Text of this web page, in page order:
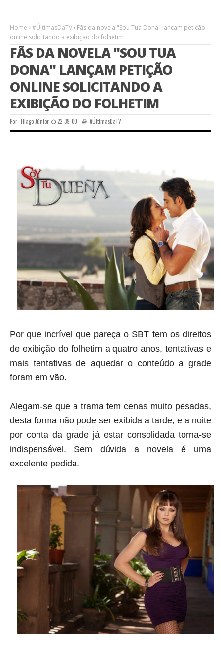
Home #ÚltimasDaTV
Fãs da novela "Sou Tua Dona" lançam petição
online solicitando a exibição do folhetim
FÃS DA NOVELA "SOU TUA
DONA" LANÇAM PETIÇÃO
ONLINE SOLICITANDO A
EXIBIÇÃO DO FOLHETIM
Por: Hiago Júnior 22:39:00 #ÚltimasDaTV
Por que incrível que pareça o SBT tem os direitos
de exibição do folhetim a quatro anos, tentativas e
mais tentativas de aquedar o conteúdo a grade
foram em vão.
Alegam-se que a trama tem cenas muito pesadas,
desta forma não pode ser exibida a tarde, e a noite
por conta da grade já estar consolidada torna-se
indispensável. Sem dúvida a novela é uma
excelente pedida.